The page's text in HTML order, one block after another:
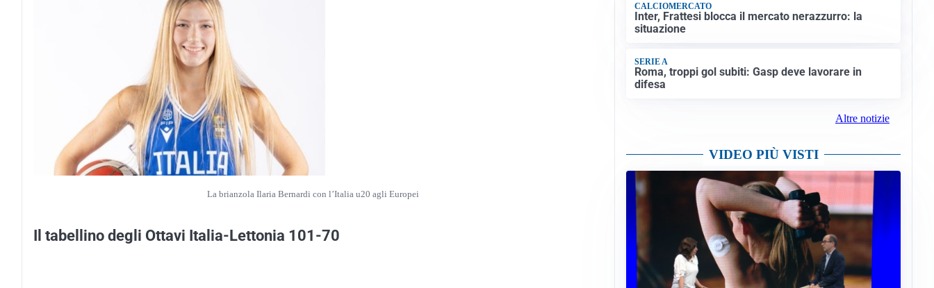
La brianzola Ilaria Bernardi con l’Italia u20 agli Europei
Il tabellino degli Ottavi Italia-Lettonia 101-70
CALCIOMERCATO
Inter, Frattesi blocca il mercato nerazzurro: la
situazione
SERIE A
Roma, troppi gol subiti: Gasp deve lavorare in
difesa
Altre notizie
VIDEO PIÙ VISTI